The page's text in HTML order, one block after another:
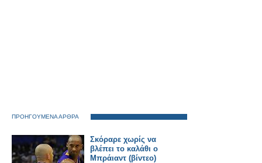
ΠΡΟΗΓΟΥΜΕΝΑ ΑΡΘΡΑ
Σκόραρε χωρίς να
βλέπει το καλάθι ο
Μπράιαντ (βίντεο)